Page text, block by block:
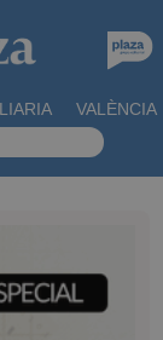
VALÈNCIA